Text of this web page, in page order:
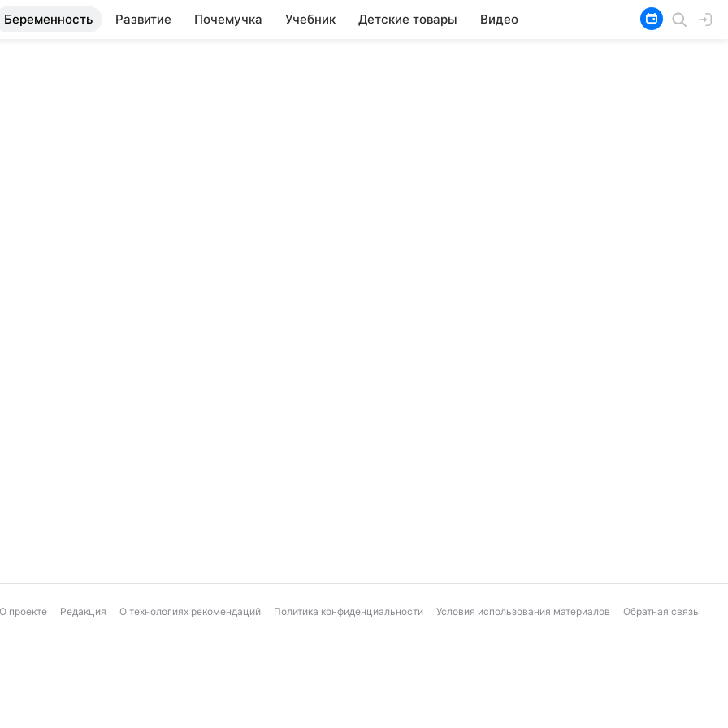
Беременность Развитие Почемучка Учебник Детские товары Видео
О проекте Редакция О технологиях рекомендаций Политика конфиденциальности Условия использования материалов Обратная связь